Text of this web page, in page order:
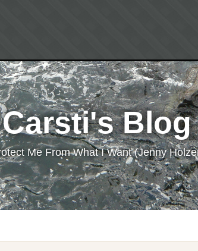
Carsti's Blog
Me From What I Want (Jenny